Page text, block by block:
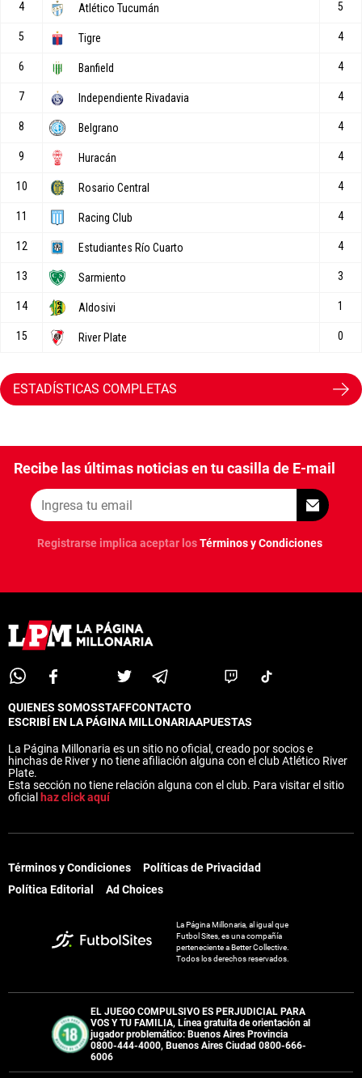
ESTADÍSTICAS COMPLETAS
Recibe las últimas noticias en tu casilla de E-mail
Registrarse implica aceptar losTérminos y Condiciones
QUIENES SOMOSSTAFFCONTACTO
ESCRIBÍ EN LA PÁGINA MILLONARIAAPUESTAS
La Página Millonaria es un sitio no oficial, creado por socios e
hinchas de River y no tiene afiliación alguna con el club Atlético River
Plate.
Esta sección no tiene relación alguna con el club. Para visitar el sitio
oficial haz click aquí
Términos y Condiciones
Políticas de Privacidad
Política Editorial
Ad Choices
La Página Millonaria, al igual que
Futbol Sites, es una compañía
perteneciente a Better Collective.
Todos los derechos reservados.
EL JUEGO COMPULSIVO ES PERJUDICIAL PARA
VOS Y TU FAMILIA, Línea gratuita de orientación al
jugador problemático: Buenos Aires Provincia
0800-444-4000, Buenos Aires Ciudad 0800-666-
6006